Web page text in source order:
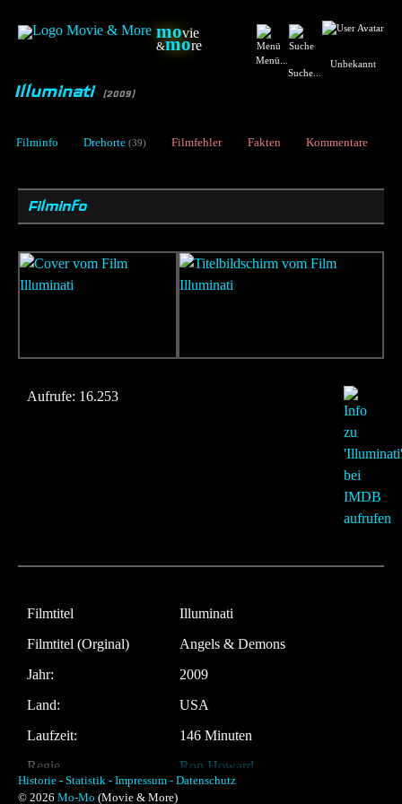
movie
&more
Menü...
Suche...
Unbekannt
Illuminati [2009]
Filminfo Drehorte (39) Filmfehler Fakten Kommentare
Filminfo
Aufrufe: 16.253
Filmtitel
Illuminati
Filmtitel (Orginal)
Angels & Demons
Jahr:
2009
Land:
USA
Laufzeit:
146 Minuten
Regie
Ron Howard
Musik:
Historie - Statistik - Impressum - Datenschutz
© 2026 Mo-Mo (Movie & More)